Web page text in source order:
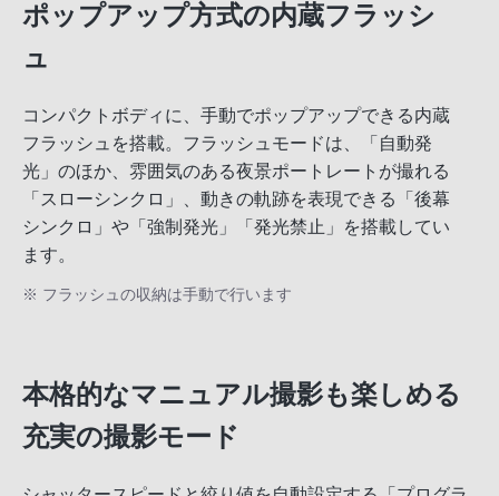
ポップアップ方式の内蔵フラッシ
ュ
コンパクトボディに、手動でポップアップできる内蔵
フラッシュを搭載。フラッシュモードは、「自動発
光」のほか、雰囲気のある夜景ポートレートが撮れる
「スローシンクロ」、動きの軌跡を表現できる「後幕
シンクロ」や「強制発光」「発光禁止」を搭載してい
ます。
※ フラッシュの収納は手動で行います
本格的なマニュアル撮影も楽しめる
充実の撮影モード